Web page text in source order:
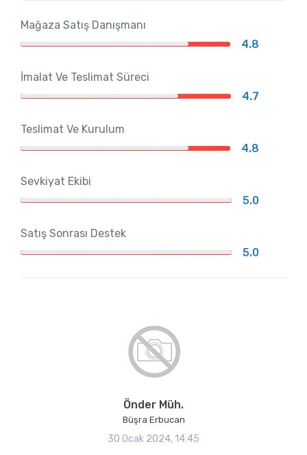
Mağaza Satış Danışmanı
4.8
İmalat Ve Teslimat Süreci
4.7
Teslimat Ve Kurulum
4.8
Sevkiyat Ekibi
5.0
Satış Sonrası Destek
5.0
Önder Müh.
Büşra Erbucan
30 Ocak 2024, 14:45